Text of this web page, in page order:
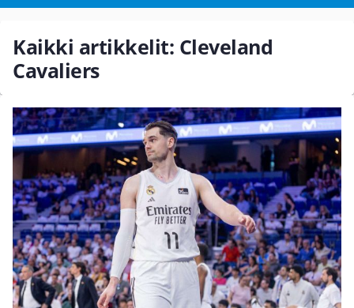
Kaikki artikkelit: Cleveland
Cavaliers